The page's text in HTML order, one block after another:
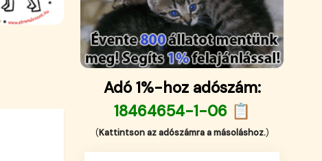
Adó 1%-hoz adószám:
18464654-1-06 📋
(Kattintson az adószámra a másoláshoz.)